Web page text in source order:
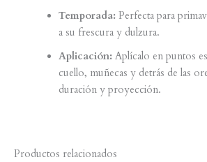
Temporada:Perfecta para
a su frescura y dulzura.
Aplicación:Aplícalo en puntos
cuello, muñecas y detrás de las
duración y proyección.
Productos relacionados